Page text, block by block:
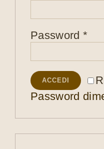
Password *
ACCEDI
Password